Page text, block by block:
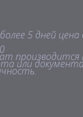
5 дней цена
производится
или